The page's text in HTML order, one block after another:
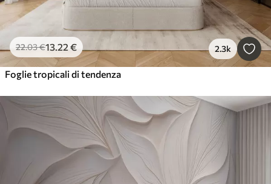
22.03€13.22€ 2.3k
Foglie tropicali di tendenza